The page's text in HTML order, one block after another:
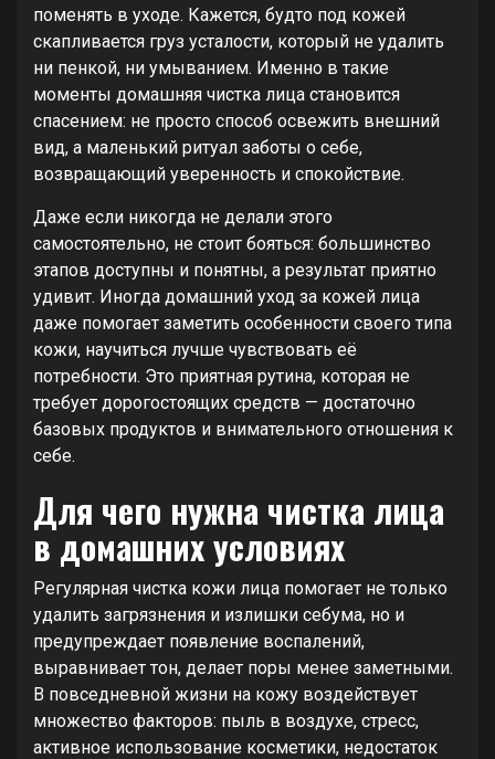
поменять в уходе. Кажется, будто под кожей
скапливается груз усталости, который не удалить
ни пенкой, ни умыванием. Именно в такие
моменты домашняя чистка лица становится
спасением: не просто способ освежить внешний
вид, а маленький ритуал заботы о себе,
возвращающий уверенность и спокойствие.
Даже если никогда не делали этого
самостоятельно, не стоит бояться: большинство
этапов доступны и понятны, а результат приятно
удивит. Иногда домашний уход за кожей лица
даже помогает заметить особенности своего типа
кожи, научиться лучше чувствовать её
потребности. Это приятная рутина, которая не
требует дорогостоящих средств — достаточно
базовых продуктов и внимательного отношения к
себе.
Для чего нужна чистка лица
в домашних условиях
Регулярная чистка кожи лица помогает не только
удалить загрязнения и излишки себума, но и
предупреждает появление воспалений,
выравнивает тон, делает поры менее заметными.
В повседневной жизни на кожу воздействует
множество факторов: пыль в воздухе, стресс,
активное использование косметики, недостаток